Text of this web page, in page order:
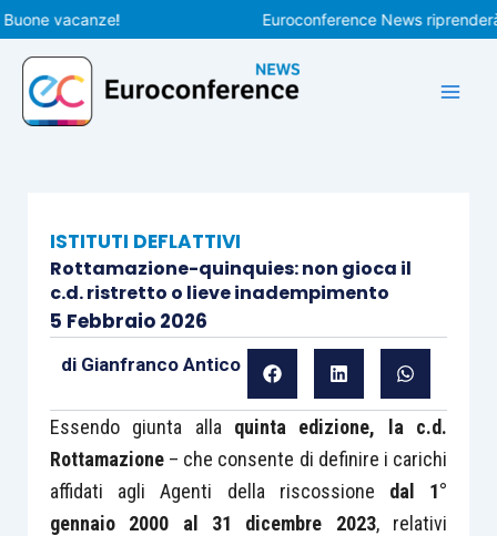
Vai
al
contenuto
vacanze! Euroconference News riprenderà le
ISTITUTI DEFLATTIVI
Rottamazione-quinquies: non gioca il
c.d. ristretto o lieve inadempimento
5 Febbraio 2026
di Gianfranco Antico
Essendo giunta alla quinta edizione, la c.d.
Rottamazione– che consente di definire i carichi
affidati agli Agenti della riscossione dal 1°
gennaio 2000 al 31 dicembre 2023, relativi